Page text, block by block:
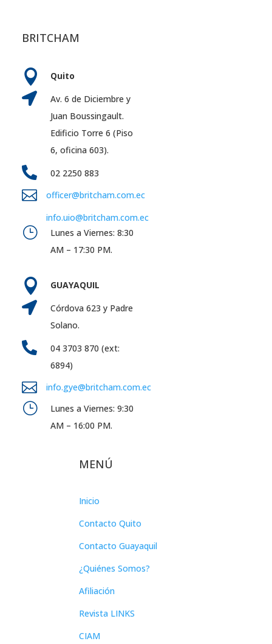
BRITCHAM
 Quito

Av. 6 de Diciembre y
Juan Boussingault.
Edificio Torre 6 (Piso
6, oficina 603).
 02 2250 883

officer@britcham.com.ec
info.uio@britcham.com.ec
}
Lunes a Viernes: 8:30
AM – 17:30 PM.
 GUAYAQUIL

Córdova 623 y Padre
Solano.

04 3703 870 (ext:
6894)
 info.gye@britcham.com.ec
}
Lunes a Viernes: 9:30
AM – 16:00 PM.
MENÚ
Inicio
Contacto Quito
Contacto Guayaquil
¿Quiénes Somos?
Afiliación
Revista LINKS
CIAM